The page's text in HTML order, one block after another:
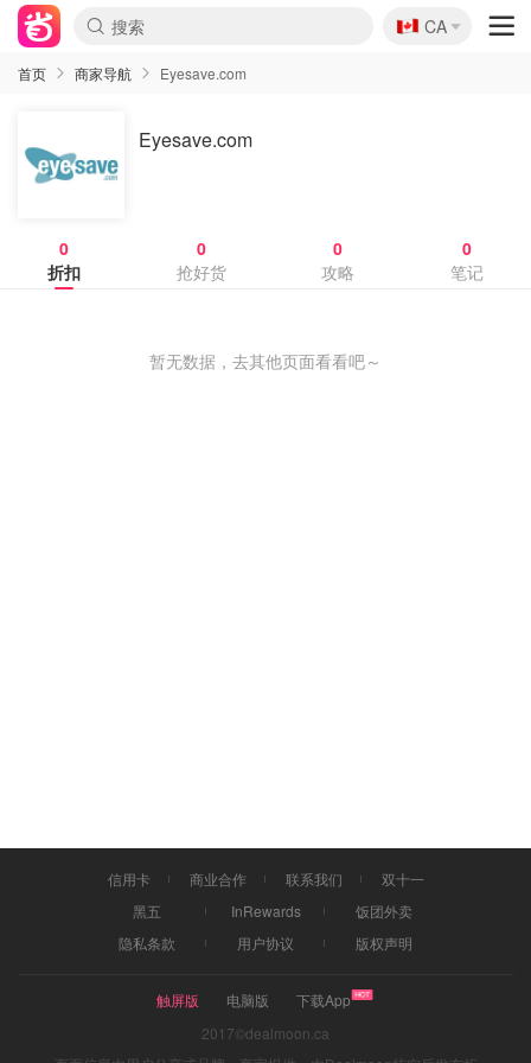
🇨🇦
CA
首页 商家导航 Eyesave.com
Eyesave.com
0
折扣
0
抢好货
0
攻略
0
笔记
暂无数据，去其他页面看看吧～
信用卡 商业合作 联系我们
双十一
黑五
InRewards
饭团外卖
隐私条款
用户协议 版权声明
触屏版 电脑版
下载App
2017©dealmoon.ca